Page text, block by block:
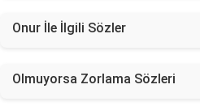
Onur İle İlgili Sözler
Olmuyorsa Zorlama Sözleri